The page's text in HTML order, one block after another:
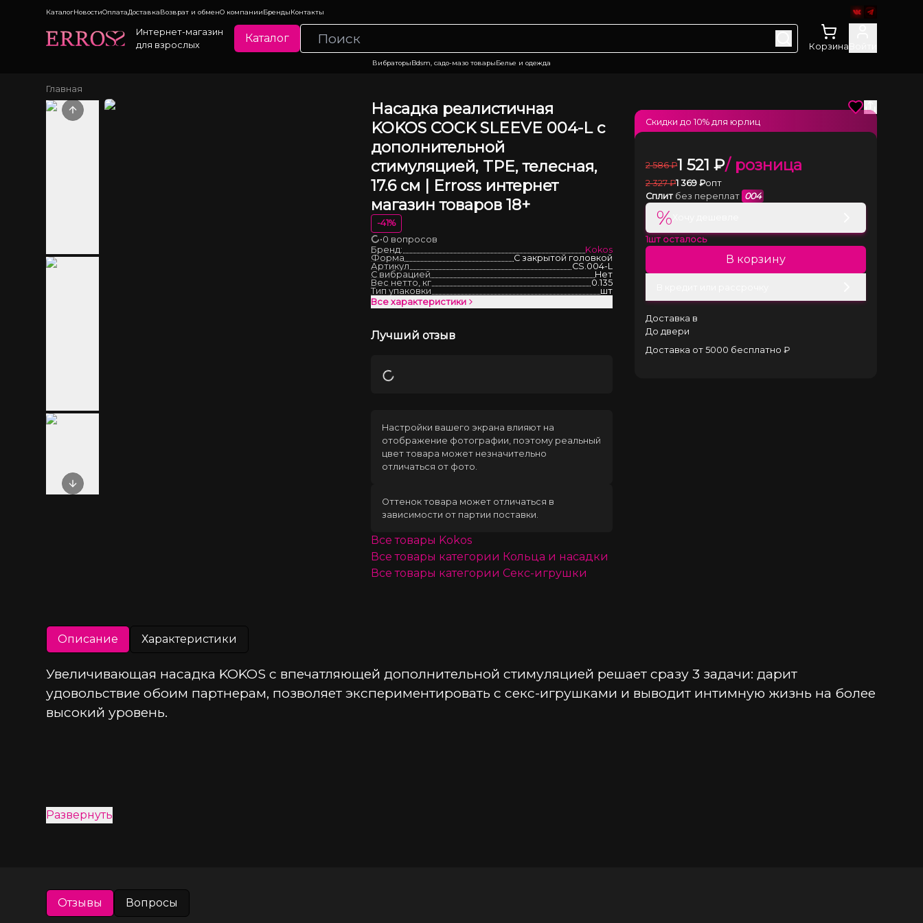
КаталогНовостиОплатаДоставкаВозврат и обменО компанииБрендыКонтакты
Интернет-магазин
для взрослых
Каталог
Корзина
ВибраторыBdsm, садо-мазо товарыБелье и одежда
Главная
Previous slide
Next slide
Насадка реалистичная
KOKOS COCK SLEEVE 004-L с
дополнительной
стимуляцией, TPE, телесная,
17.6 см | Erross интернет
магазин товаров 18+
-41%
Загрузка
•0 вопросов
Бренд:
Kokos
Форма
С закрытой головкой
Артикул
CS.004-L
С вибрацией
Нет
Вес нетто, кг
0.135
Тип упаковки
шт
Все характеристики
Лучший отзыв
Загрузка
Настройки вашего экрана влияют на
отображение фотографии, поэтому реальный
цвет товара может незначительно
отличаться от фото.
Оттенок товара может отличаться в
зависимости от партии поставки.
Все товары Kokos
Все товары категории Кольца и насадки
Все товары категории Секс-игрушки
2 586 ₽1 521 ₽/ розница
2 327 ₽1 369 ₽опт
Сплит без переплат 004
%
1шт осталось
В корзину
Доставка в
До двери
Доставка от 5000 бесплатно ₽
Скидки до10% для юрлиц
Описание Характеристики
Увеличивающая насадка KOKOS c впечатляющей дополнительной стимуляцией решает сразу 3 задачи: дарит
удовольствие обоим партнерам, позволяет экспериментировать с секс-игрушками и выводит интимную жизнь на более
высокий уровень.
Развернуть
Отзывы Вопросы